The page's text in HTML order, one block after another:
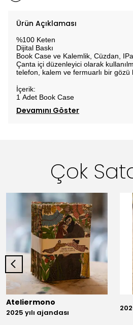
Ürün Açıklaması
%100 Keten
Dijital Baskı
Book Case ve Kalemlik, Cüzdan,
Çanta içi düzenleyici olarak
telefon, kalem ve fermuarlı bir gözü
İçerik:
1 Adet Book Case
Devamını Göster
Çok
Ateliermono
2025 yılı ajandası